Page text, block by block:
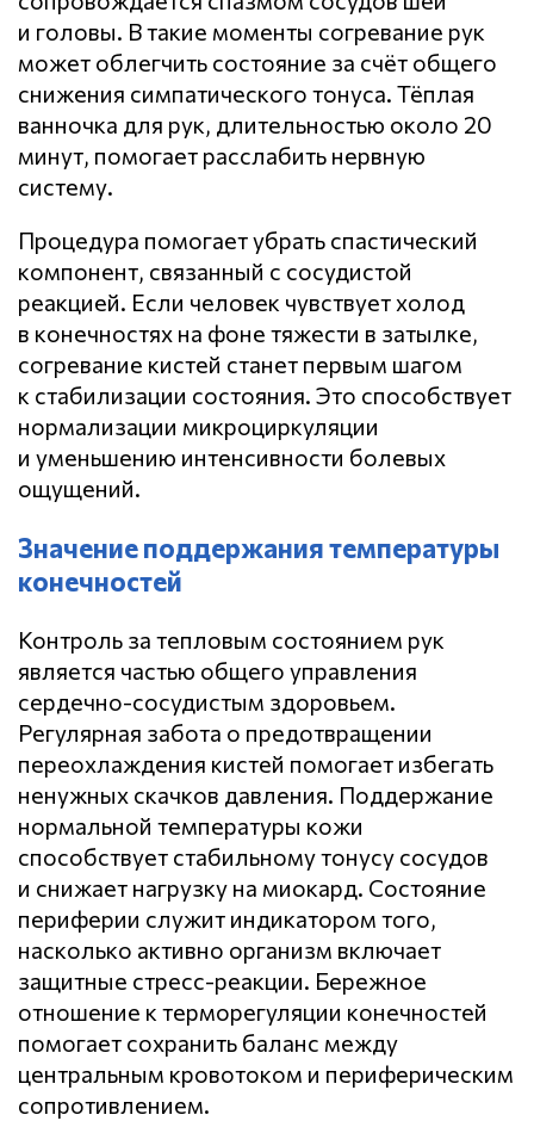
и головы. В такие моменты согревание рук
может облегчить состояние за счёт общего
снижения симпатического тонуса. Тёплая
ванночка для рук, длительностью около 20
минут, помогает расслабить нервную
систему.
Процедура помогает убрать спастический
компонент, связанный с сосудистой
реакцией. Если человек чувствует холод
в конечностях на фоне тяжести в затылке,
согревание кистей станет первым шагом
к стабилизации состояния. Это способствует
нормализации микроциркуляции
и уменьшению интенсивности болевых
ощущений.
Значение поддержания температуры
конечностей
Контроль за тепловым состоянием рук
является частью общего управления
сердечно-сосудистым здоровьем.
Регулярная забота о предотвращении
переохлаждения кистей помогает избегать
ненужных скачков давления. Поддержание
нормальной температуры кожи
способствует стабильному тонусу сосудов
и снижает нагрузку на миокард. Состояние
периферии служит индикатором того,
насколько активно организм включает
защитные стресс-реакции. Бережное
отношение к терморегуляции конечностей
помогает сохранить баланс между
центральным кровотоком и периферическим
сопротивлением.